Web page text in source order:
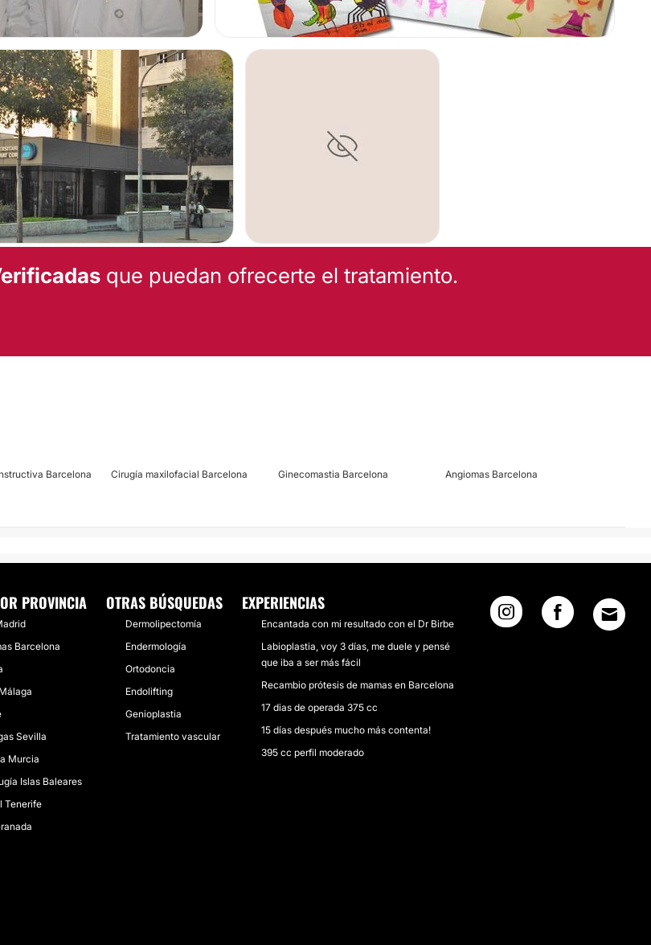
que puedan ofrecerte el tratamiento.
Barcelona Cirugía maxilofacial Barcelona Ginecomastia Barcelona Angiomas Barcelona
PROVINCIA
Barcelona
Sevilla
Murcia
Islas Baleares
Tenerife
OTRAS BÚSQUEDAS
Dermolipectomía
Endermología
Ortodoncia
Endolifting
Genioplastia
Tratamiento vascular
EXPERIENCIAS
Encantada con mi resultado con el Dr Birbe
Labioplastia, voy 3 días, me duele y pensé
que iba a ser más fácil
Recambio prótesis de mamas en Barcelona
17 dias de operada 375 cc
15 días después mucho más contenta!
395 cc perfil moderado